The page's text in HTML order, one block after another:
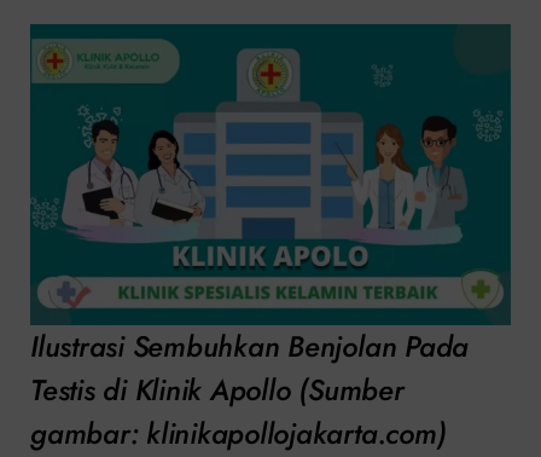
Ilustrasi Sembuhkan Benjolan Pada
Testis di Klinik Apollo (Sumber
gambar: klinikapollojakarta.com)